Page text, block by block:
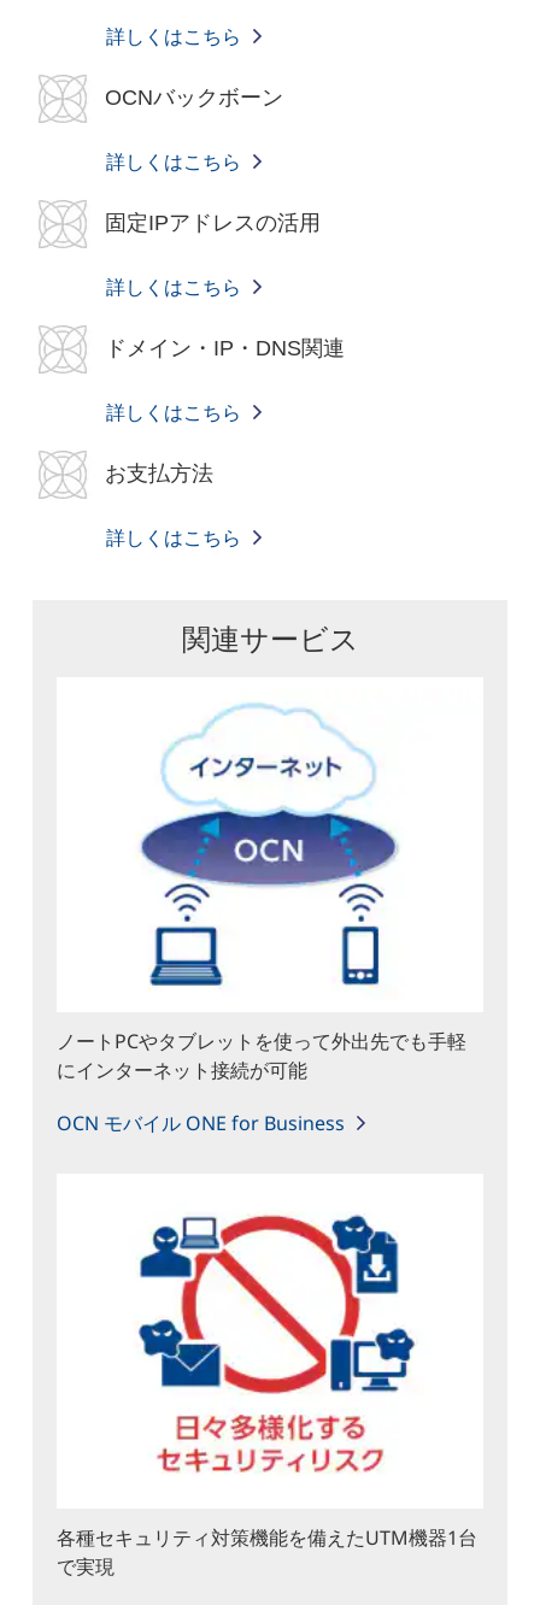
詳しくはこちら
OCNバックボーン
詳しくはこちら
固定IPアドレスの活用
詳しくはこちら
ドメイン・IP・DNS関連
詳しくはこちら
お支払方法
詳しくはこちら
関連サービス
ノートPCやタブレットを使って外出先でも手軽
にインターネット接続が可能
OCN モバイル ONE for Business
各種セキュリティ対策機能を備えたUTM機器1台
で実現